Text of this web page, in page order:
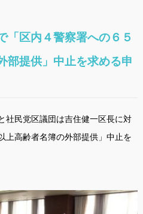
「区内４警察署への６５
部提供」中止を求める申
社民党区議団は吉住健一区長に対
上高齢者名簿の外部提供」中止を